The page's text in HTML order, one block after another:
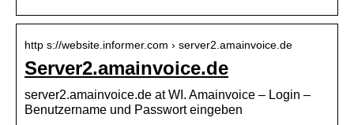
http s://website.informer.com › server2.amainvoice.de
Server2.amainvoice.de
server2.amainvoice.de at WI. Amainvoice – Login –
Benutzername und Passwort eingeben